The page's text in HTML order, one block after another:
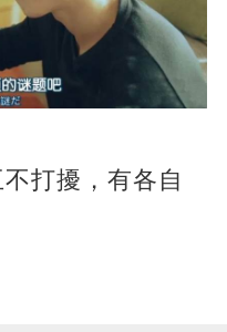
打擾，有各自